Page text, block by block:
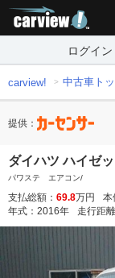
ログイン
carview! 中古車ト
提供：
ダイハツ ハイゼ
パワステ エアコン/
支払総額： 69.8万円 本
年式： 2016年 走行距離